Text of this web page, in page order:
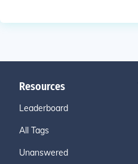
Resources
Leaderboard
All Tags
Unanswered